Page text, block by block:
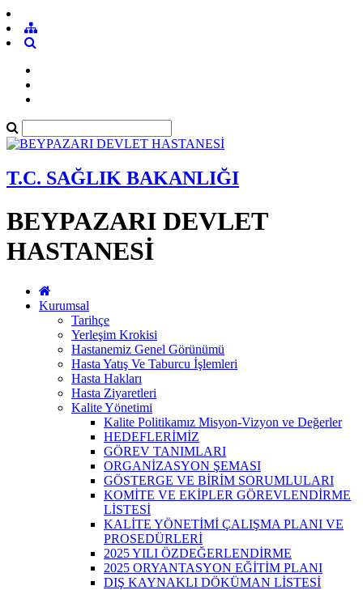
T.C. SAĞLIK BAKANLIĞI
BEYPAZARI DEVLET
HASTANESİ
Kurumsal
Tarihçe
Yerleşim Krokisi
Hastanemiz Genel Görünümü
Hasta Yatış Ve Taburcu İşlemleri
Hasta Hakları
Hasta Ziyaretleri
Kalite Yönetimi
Kalite Politikamız Misyon-Vizyon ve Değerler
HEDEFLERİMİZ
GÖREV TANIMLARI
ORGANİZASYON ŞEMASI
GÖSTERGE VE BİRİM SORUMLULARI
KOMİTE VE EKİPLER GÖREVLENDİRME
LİSTESİ
KALİTE YÖNETİMİ ÇALIŞMA PLANI VE
PROSEDÜRLERİ
2025 YILI ÖZDEĞERLENDİRME
2025 ORYANTASYON EĞİTİM PLANI
DIŞ KAYNAKLI DÖKÜMAN LİSTESİ